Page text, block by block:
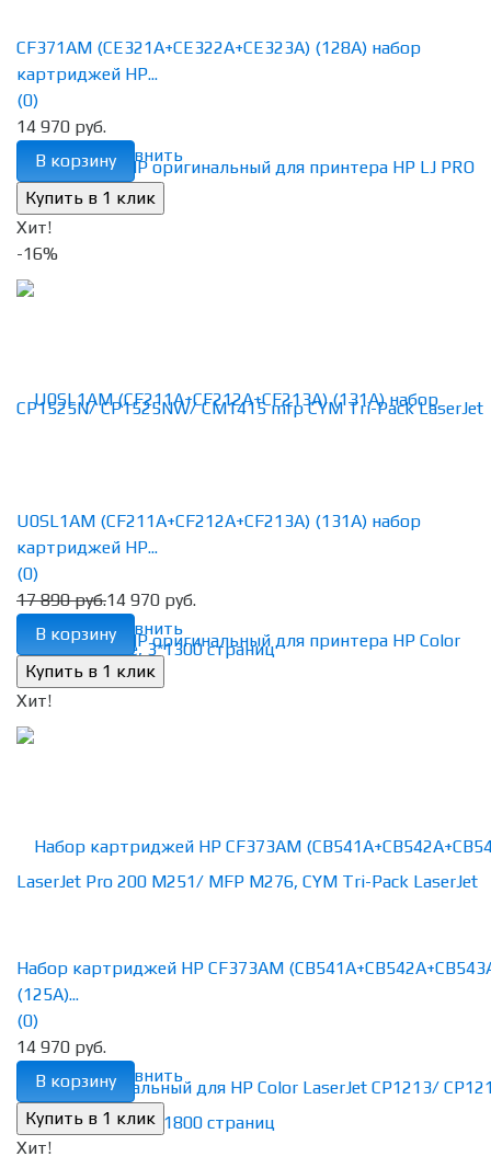
избранное сравнить
CF371AM (CE321A+CE322A+CE323A) (128A) набор
картриджей HP...
(0)
14 970 руб.
В корзину
Хит!
-16%
избранное сравнить
U0SL1AM (CF211A+CF212A+CF213A) (131A) набор
картриджей HP...
(0)
17 890 руб.14 970 руб.
В корзину
Хит!
избранное сравнить
Набор картриджей HP CF373AM
(125A)...
(0)
14 970 руб.
В корзину
Хит!